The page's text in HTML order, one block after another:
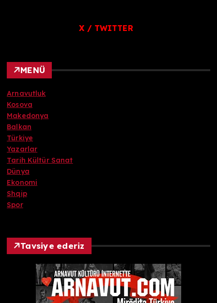
X / TWITTER
MENÜ
Arnavutluk
Kosova
Makedonya
Balkan
Türkiye
Yazarlar
Tarih Kültür Sanat
Dünya
Ekonomi
Shqip
Spor
Tavsiye ederiz